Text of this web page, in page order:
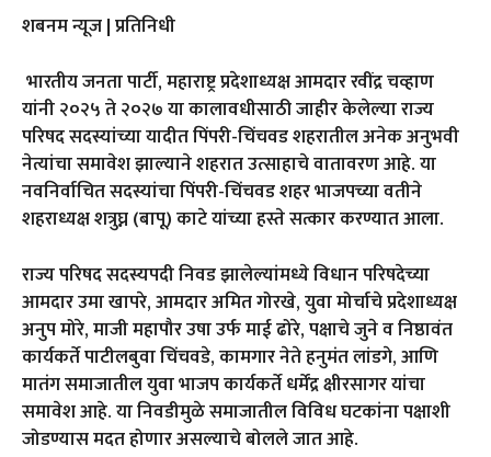
शबनम न्यूज | प्रतिनिधी
भारतीय जनता पार्टी, महाराष्ट्र प्रदेशाध्यक्ष आमदार रवींद्र चव्हाण
यांनी २०२५ ते २०२७ या कालावधीसाठी जाहीर केलेल्या राज्य
परिषद सदस्यांच्या यादीत पिंपरी-चिंचवड शहरातील अनेक अनुभवी
नेत्यांचा समावेश झाल्याने शहरात उत्साहाचे वातावरण आहे. या
नवनिर्वाचित सदस्यांचा पिंपरी-चिंचवड शहर भाजपच्या वतीने
शहराध्यक्ष शत्रुघ्न (बापू) काटे यांच्या हस्ते सत्कार करण्यात आला.
राज्य परिषद सदस्यपदी निवड झालेल्यांमध्ये विधान परिषदेच्या
आमदार उमा खापरे, आमदार अमित गोरखे, युवा मोर्चाचे प्रदेशाध्यक्ष
अनुप मोरे, माजी महापौर उषा उर्फ माई ढोरे, पक्षाचे जुने व निष्ठावंत
कार्यकर्ते पाटीलबुवा चिंचवडे, कामगार नेते हनुमंत लांडगे, आणि
मातंग समाजातील युवा भाजप कार्यकर्ते धर्मेंद्र क्षीरसागर यांचा
समावेश आहे. या निवडीमुळे समाजातील विविध घटकांना पक्षाशी
जोडण्यास मदत होणार असल्याचे बोलले जात आहे.